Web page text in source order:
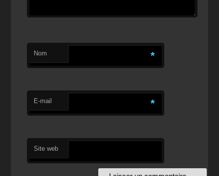
Nom *
E-mail *
Site web